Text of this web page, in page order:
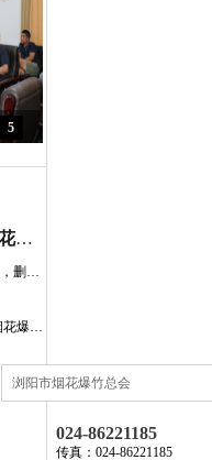
5
[政府公告] 富平全面废止涉及烟花爆竹销售的规定
新修订的《公民生态环境行为规范十条》，删除“少燃放烟花爆竹”
公开征求意见：浙江省温州市 销售燃放烟花爆竹管理规定（草案征求意见稿）
浏阳市烟花爆竹总会
024-86221185
传真：024-86221185